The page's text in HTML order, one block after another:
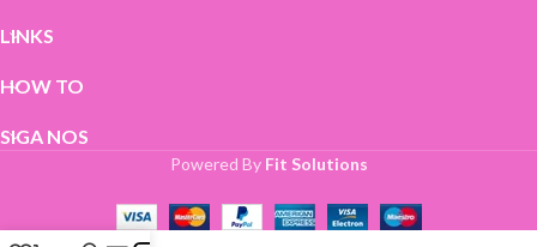
LINKS
HOW TO
SIGA NOS
Powered By Fit Solutions